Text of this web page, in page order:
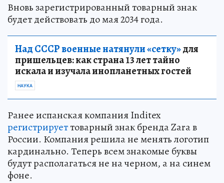
Вновь зарегистрированный товарный знак
будет действовать до мая 2034 года.
Над СССР военные натянули «сетку»для
пришельцев: как страна 13 лет тайно
искала и изучала инопланетных гостей
НАУКА
Ранее испанская компания Inditex
регистрируеттоварный знак бренда Zara в
России. Компания решила не менять логотип
кардинально. Теперь всем знакомые буквы
будут располагаться не на черном, а на синем
фоне.